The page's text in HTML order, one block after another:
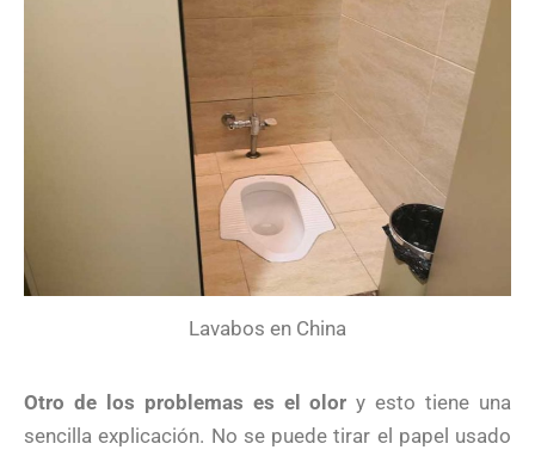
Lavabos en China
Otro de los problemas es el olor y esto tiene una
sencilla explicación. No se puede tirar el papel usado